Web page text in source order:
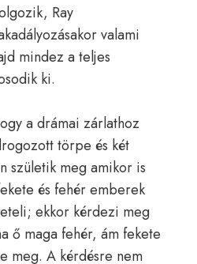
Ray
valami
mindez a teljes
ki.
a drámai zárlathoz
törpe és két
születik meg amikor is
és fehér emberek
ekkor kérdezi meg
ő maga fehér, ám fekete
meg. A kérdésre nem